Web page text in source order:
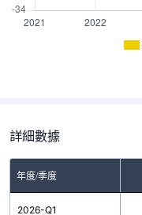
詳細數據
年度/季度
2026-Q1